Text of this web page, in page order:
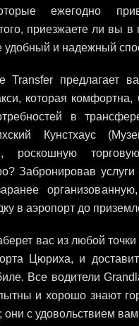
ежегодно
приезжаете ли вы
удобный и надежный
Transfer предлагает
которая
в
Кунстхаус
роскошную
Забронировав
в аэропорт до
вас из любой
Цюриха, и
Все водители
и хорошо знают
с удовольствием вам